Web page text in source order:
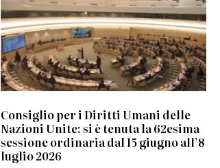
Consiglio per i Diritti Umani delle
Nazioni Unite: si è tenuta la 62esima
sessione ordinaria dal 15 giugno all’8
luglio 2026